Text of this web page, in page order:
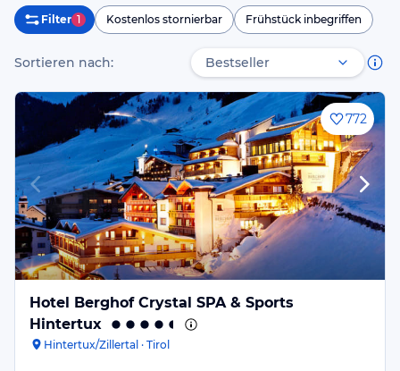
Filter 1 Kostenlos stornierbar Frühstück inbegriffen
Sortieren nach:
772
Hotel Berghof Crystal SPA & Sports
Hintertux
Hintertux/Zillertal · Tirol